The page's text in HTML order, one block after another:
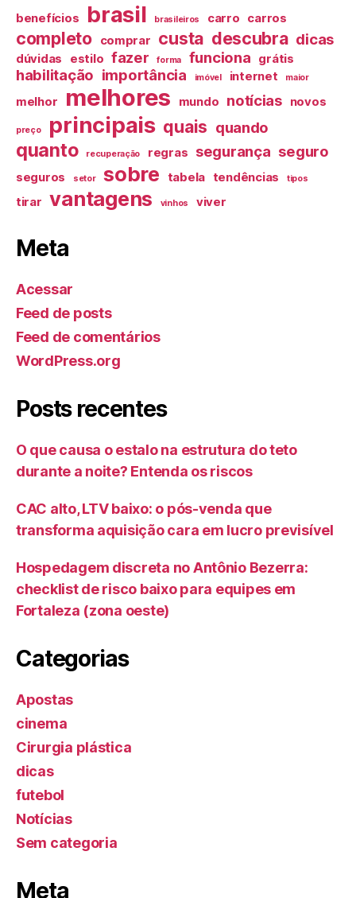
benefícios brasil brasileiros carro carros
completo comprar custa descubra dicas
dúvidas estilo fazer forma funciona grátis
habilitação importância imóvel internet maior
melhor melhores mundo notícias novos
preço principais quais quando
quanto recuperação regras segurança seguro
seguros setor sobre tabela tendências tipos
tirar vantagens vinhos viver
Meta
Acessar
Feed de posts
Feed de comentários
WordPress.org
Posts recentes
O que causa o estalo na estrutura do teto
durante a noite? Entenda os riscos
CAC alto, LTV baixo: o pós-venda que
transforma aquisição cara em lucro previsível
Hospedagem discreta no Antônio Bezerra:
checklist de risco baixo para equipes em
Fortaleza (zona oeste)
Categorias
Apostas
cinema
Cirurgia plástica
dicas
futebol
Notícias
Sem categoria
Meta